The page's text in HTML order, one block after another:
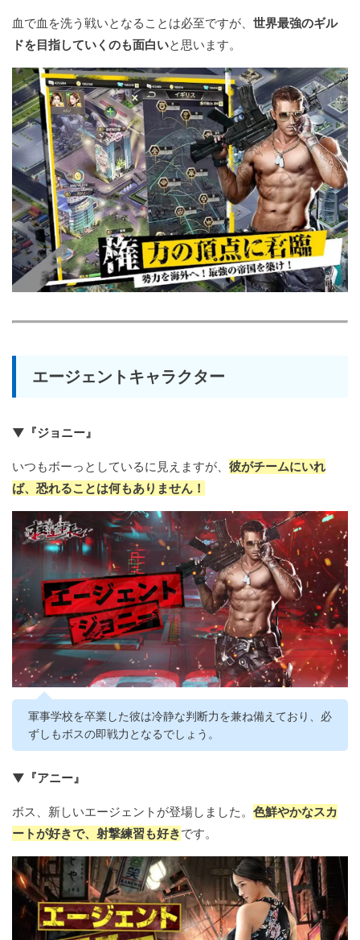
血で血を洗う戦いとなることは必至ですが、 世界最強のギル
ドを目指していくのも面白いと思います。
エージェントキャラクター
▼『ジョニー』
いつもボーっとしているに見えますが、 彼がチームにいれ
ば、恐れることは何もありません！
軍事学校を卒業した彼は冷静な判断力を兼ね備えており、必
ずしもボスの即戦力となるでしょう。
▼『アニー』
ボス、新しいエージェントが登場しました。 色鮮やかなスカ
ートが好きで、射撃練習も好きです。